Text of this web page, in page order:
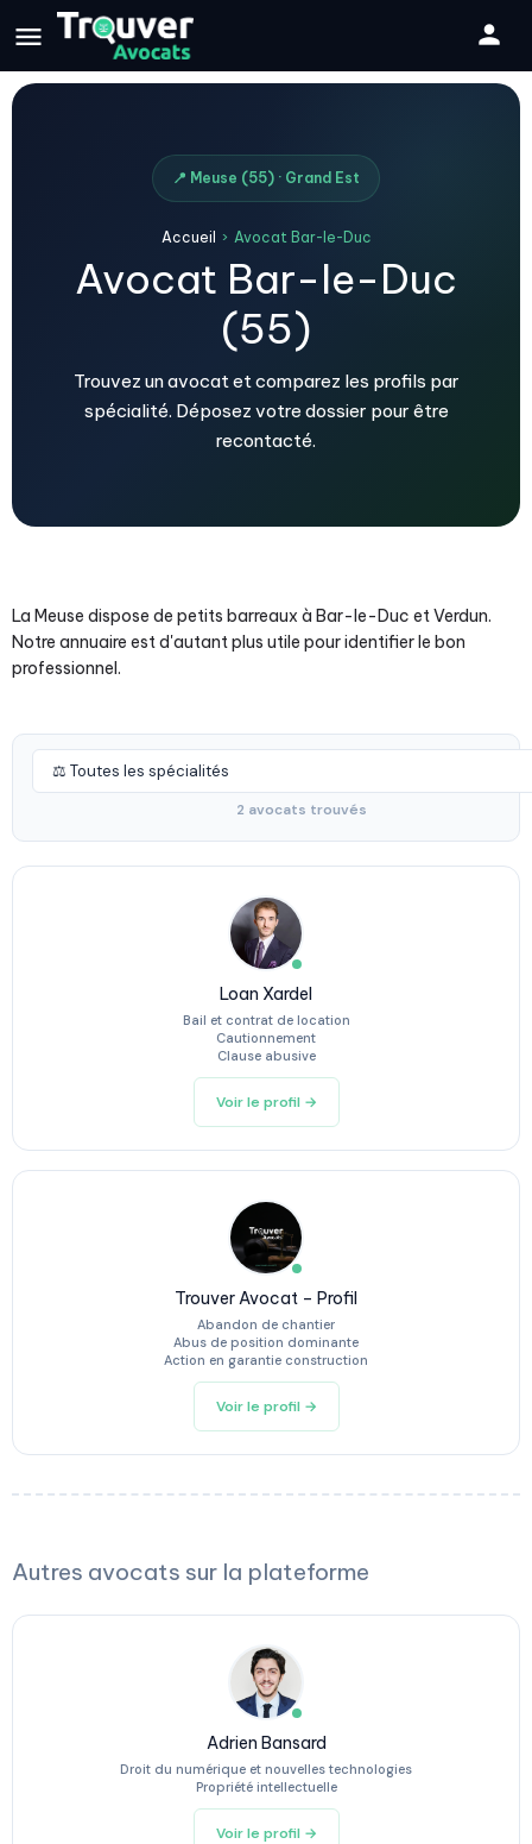
📍 Meuse (55) · Grand Est
Accueil › Avocat Bar-le-Duc
Avocat Bar-le-Duc
(55)
Trouvez un avocat et comparez les profils par
spécialité. Déposez votre dossier pour être
recontacté.
La Meuse dispose de petits barreaux à Bar-le-Duc et Verdun.
Notre annuaire est d'autant plus utile pour identifier le bon
professionnel.
2 avocats trouvés
Loan Xardel
Bail et contrat de location
Cautionnement
Clause abusive
Voir le profil →
Trouver Avocat – Profil
Abandon de chantier
Abus de position dominante
Action en garantie construction
Voir le profil →
Autres avocats sur la plateforme
Adrien Bansard
Droit du numérique et nouvelles technologies
Propriété intellectuelle
Voir le profil →